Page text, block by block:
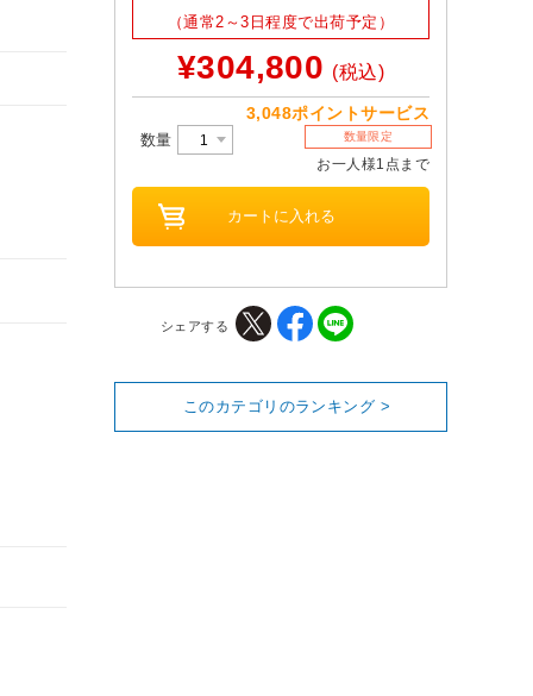
（通常2～3日程度で出荷予定）
¥304,800 (税込)
3,048ポイントサービス
数量 数量限定
お一人様1点まで
シェアする
このカテゴリのランキング >